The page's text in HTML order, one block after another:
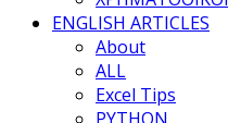
ENGLISH ARTICLES
About
ALL
Excel Tips